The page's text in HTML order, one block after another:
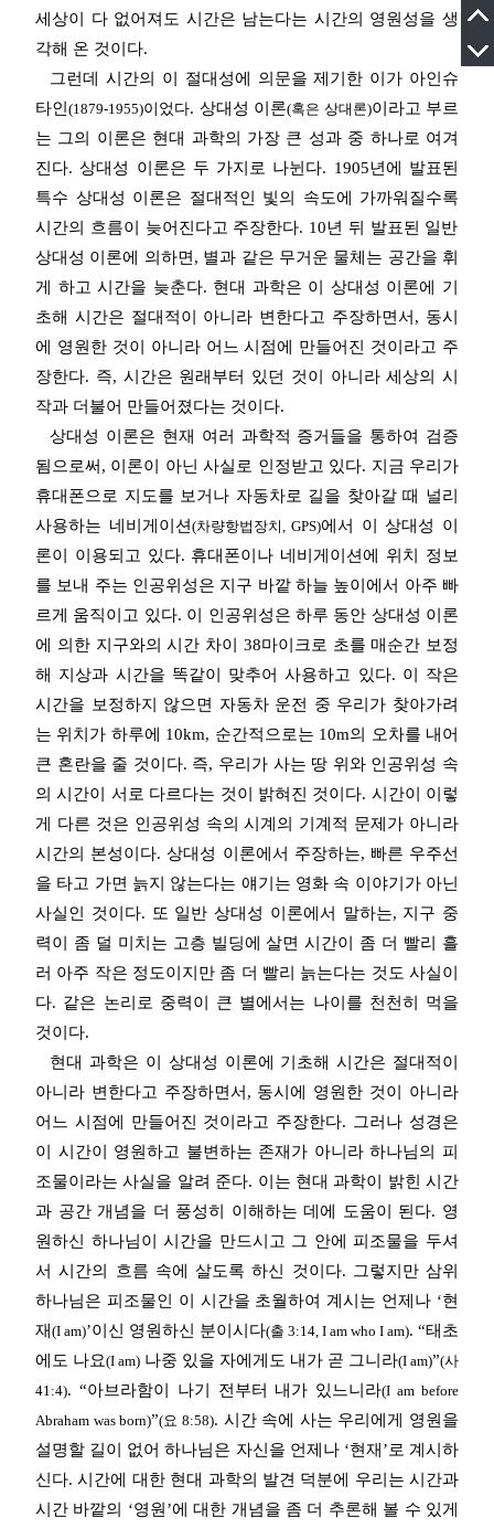
세상이 다 없어져도 시간은 남는다는 시간의 영원성을 생
각해 온 것이다.
그런데 시간의 이 절대성에 의문을 제기한 이가 아인슈
타인(1879-1955)이었 다. 상대성 이론(혹은 상대론)이라고 부르
는 그의 이론은 현대 과학의 가장 큰 성과 중 하나로 여겨
진다. 상대성 이론은 두 가지로 나뉜다. 1905년에 발표된
특수 상대성 이론은 절대적인 빛의 속도에 가까워질수록
시간의 흐름이 늦어진다고 주장한다. 10년 뒤 발표된 일반
상대성 이론에 의하면, 별과 같은 무거운 물체는 공간을 휘
게 하고 시간을 늦춘다. 현대 과학은 이 상대성 이론에 기
초해 시간은 절대적이 아니라 변한다고 주장하면서, 동시
에 영원한 것이 아니라 어느 시점에 만들어진 것이라고 주
장한다. 즉, 시간은 원래부터 있던 것이 아니라 세상의 시
작과 더불어 만들어졌다는 것이다.
상대성 이론은 현재 여러 과학적 증거들을 통하여 검증
됨으로써, 이론이 아닌 사실로 인정받고 있다. 지금 우리가
휴대폰으로 지도를 보거나 자동차로 길을 찾아갈 때 널리
사용하는 네비게이션(차량항법장치, GPS)에서 이 상대성 이
론이 이용되고 있다. 휴대폰이나 네비게이션에 위치 정보
를 보내 주는 인공위성은 지구 바깥 하늘 높이에서 아주 빠
르게 움직이고 있다. 이 인공위성은 하루 동안 상대성 이론
에 의한 지구와의 시간 차이 38마이크로 초를 매순간 보정
해 지상과 시간을 똑같이 맞추어 사용하고 있다. 이 작은
시간을 보정하지 않으면 자동차 운전 중 우리가 찾아가려
는 위치가 하루에 10km, 순간적으로는 10m의 오차를 내어
큰 혼란을 줄 것이다. 즉, 우리가 사는 땅 위와 인공위성 속
의 시간이 서로 다르다는 것이 밝혀진 것이다. 시간이 이렇
게 다른 것은 인공위성 속의 시계의 기계적 문제가 아니라
시간의 본성이다. 상대성 이론에서 주장하는, 빠른 우주선
을 타고 가면 늙지 않는다는 얘기는 영화 속 이야기가 아닌
사실인 것이다. 또 일반 상대성 이론에서 말하는, 지구 중
력이 좀 덜 미치는 고층 빌딩에 살면 시간이 좀 더 빨리 흘
러 아주 작은 정도이지만 좀 더 빨리 늙는다는 것도 사실이
다. 같은 논리로 중력이 큰 별에서는 나이를 천천히 먹을
것이다.
현대 과학은 이 상대성 이론에 기초해 시간은 절대적이
아니라 변한다고 주장하면서, 동시에 영원한 것이 아니라
어느 시점에 만들어진 것이라고 주장한다. 그러나 성경은
이 시간이 영원하고 불변하는 존재가 아니라 하나님의 피
조물이라는 사실을 알려 준다. 이는 현대 과학이 밝힌 시간
과 공간 개념을 더 풍성히 이해하는 데에 도움이 된다. 영
원하신 하나님이 시간을 만드시고 그 안에 피조물을 두셔
서 시간의 흐름 속에 살도록 하신 것이다. 그렇지만 삼위
하나님은 피조물인 이 시간을 초월하여 계시는 언제나 ‘현
재(I am)’이신 영원하신 분이시다(출 3:14, I am who I am). “태초
에도 나요(I am) 나중 있을 자에게도 내가 곧 그니라(I am)”(사
41:4). “아브라함이 나기 전부터 내가 있느니라(I am before
Abraham was born)”(요 8:58). 시간 속에 사는 우리에게 영원을
설명할 길이 없어 하나님은 자신을 언제나 ‘현재’로 계시하
신다. 시간에 대한 현대 과학의 발견 덕분에 우리는 시간과
시간 바깥의 ‘영원’에 대한 개념을 좀 더 추론해 볼 수 있게